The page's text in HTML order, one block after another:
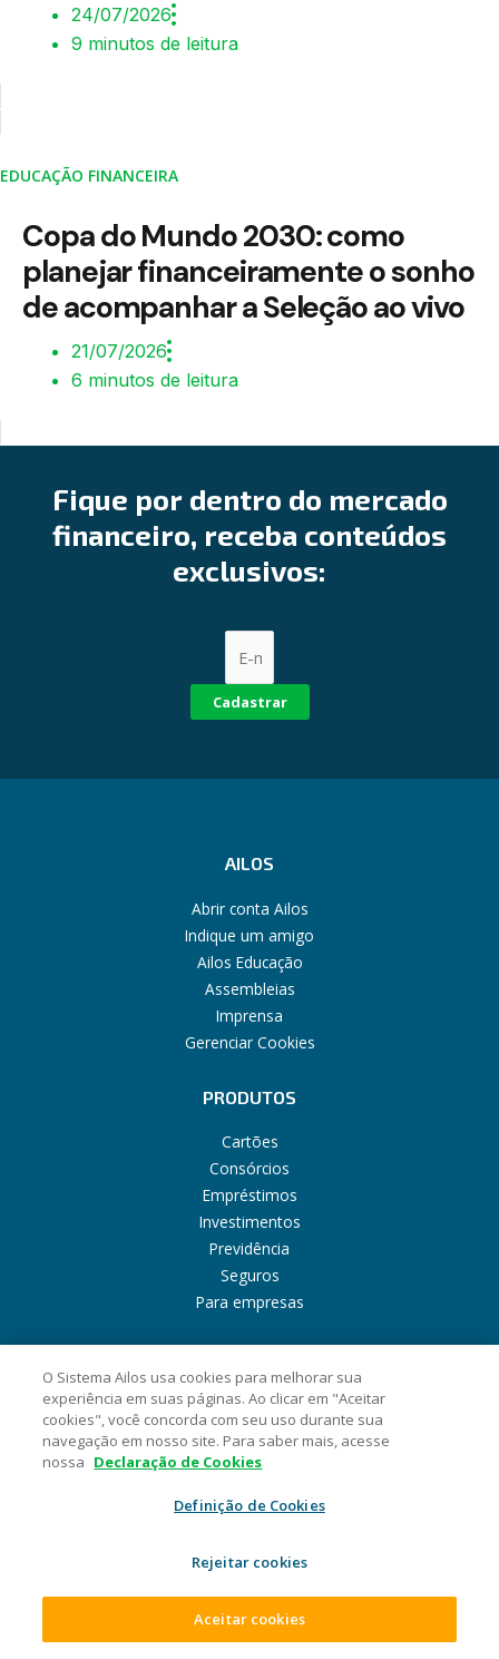
24/07/2026
9 minutos de leitura
EDUCAÇÃO FINANCEIRA
Copa do Mundo 2030: como
planejar financeiramente o sonho
de acompanhar a Seleção ao vivo
21/07/2026
6 minutos de leitura
Fique por dentro do mercado
financeiro, receba conteúdos
exclusivos:
Cadastrar
AILOS
Abrir conta Ailos
Indique um amigo
Ailos Educação
Assembleias
Imprensa
Gerenciar Cookies
PRODUTOS
Cartões
Consórcios
Empréstimos
Investimentos
Previdência
Seguros
Para empresas
Sobre o Sistema Ailos
Entre em contato
Canal de Ética
Privacidade e Segurança
O Sistema Ailos usa cookies para melhorar sua
experiência em suas páginas. Ao clicar em "Aceitar
cookies", você concorda com seu uso durante sua
navegação em nosso site. Para saber mais, acesse
nossa Declaração de Cookies
Definição de Cookies
Rejeitar cookies
Aceitar cookies